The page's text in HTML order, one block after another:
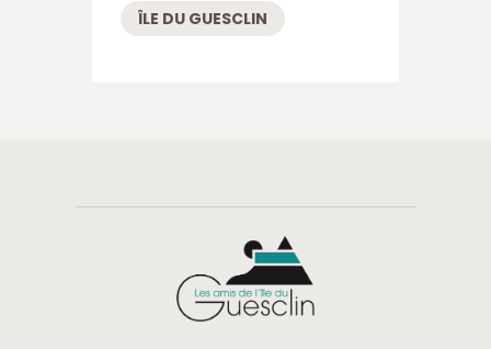
ÎLE DU GUESCLIN